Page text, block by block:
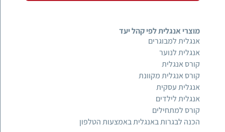
מוצרי אנגלית לפי קהל יעד
אנגלית למבוגרים
אנגלית לנוער
קורס אנגלית
קורס אנגלית מקוונת
אנגלית עסקית
אנגלית לילדים
קורס למתחילים
הכנה לבגרות באנגלית באמצעות הטלפון